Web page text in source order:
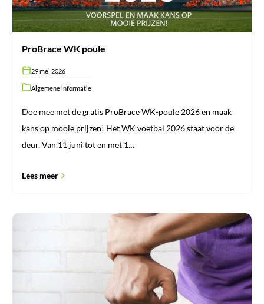
ProBrace WK poule
29 mei 2026
Algemene informatie
Doe mee met de gratis ProBrace WK-poule 2026 en maak
kans op mooie prijzen! Het WK voetbal 2026 staat voor de
deur. Van 11 juni tot en met 1…
Lees meer
weten